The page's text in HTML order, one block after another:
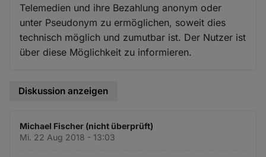
Telemedien und ihre Bezahlung anonym oder
unter Pseudonym zu ermöglichen, soweit dies
technisch möglich und zumutbar ist. Der Nutzer ist
über diese Möglichkeit zu informieren.
Diskussion anzeigen
Michael Fischer (nicht überprüft)
Mi. 22 Aug 2018 - 13:03